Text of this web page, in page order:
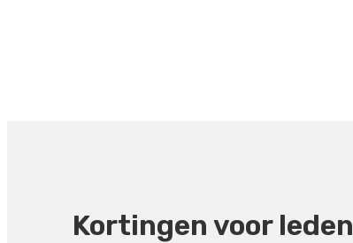
Kortingen voor leden